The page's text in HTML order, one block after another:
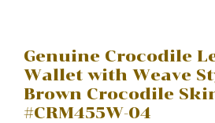
Genuine Crocodile
Wallet with Weave
Brown Crocodile
#CRM455W-04